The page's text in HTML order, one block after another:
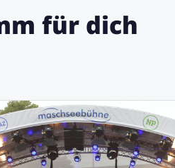
für dich